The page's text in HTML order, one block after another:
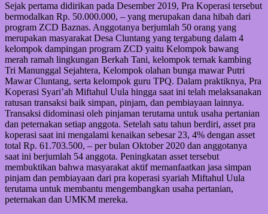
Sejak pertama didirikan pada Desember 2019, Pra Koperasi tersebut
bermodalkan Rp. 50.000.000, – yang merupakan dana hibah dari
program ZCD Baznas. Anggotanya berjumlah 50 orang yang
merupakan masyarakat Desa Cluntang yang tergabung dalam 4
kelompok dampingan program ZCD yaitu Kelompok bawang
merah ramah lingkungan Berkah Tani, kelompok ternak kambing
Tri Manunggal Sejahtera, Kelompok olahan bunga mawar Putri
Mawar Cluntang, serta kelompok guru TPQ. Dalam praktiknya, Pra
Koperasi Syari’ah Miftahul Uula hingga saat ini telah melaksanakan
ratusan transaksi baik simpan, pinjam, dan pembiayaan lainnya.
Transaksi didominasi oleh pinjaman terutama untuk usaha pertanian
dan peternakan setiap anggota. Setelah satu tahun berdiri, asset pra
koperasi saat ini mengalami kenaikan sebesar 23, 4% dengan asset
total Rp. 61.703.500, – per bulan Oktober 2020 dan anggotanya
saat ini berjumlah 54 anggota. Peningkatan asset tersebut
membuktikan bahwa masyarakat aktif memanfaatkan jasa simpan
pinjam dan pembiayaan dari pra koperasi syariah Miftahul Uula
terutama untuk membantu mengembangkan usaha pertanian,
peternakan dan UMKM mereka.